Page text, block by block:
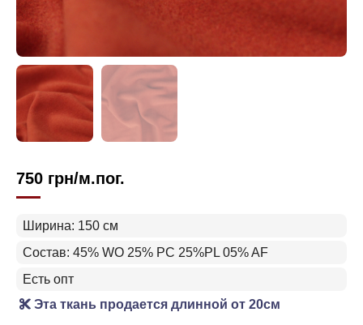
750 грн/м.пог.
Ширина: 150 см
Состав: 45% WO 25% PC 25%PL 05% AF
Есть опт
Эта ткань продается длинной от 20см